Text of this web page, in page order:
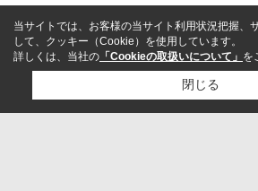
当サイトでは、お客様の当サイト利用状況把握、
して、クッキー（Cookie）を使用しています。
詳しくは、当社の 「Cookieの取扱いについて」 を
閉じる